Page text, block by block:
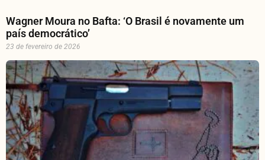
Wagner Moura no Bafta: ‘O Brasil é novamente um
país democrático’
23 de fevereiro de 2026